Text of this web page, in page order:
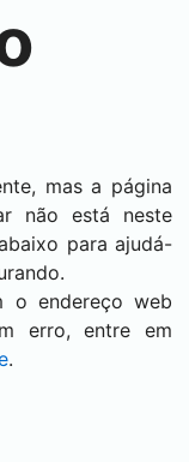
mas a página
não está neste
para ajudá-
o endereço web
erro, entre em
.